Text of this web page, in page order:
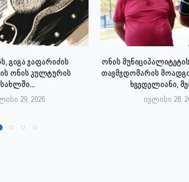
გიგა ჯაფარიძის
ონის კულტურის
სახლში...
29, 2026
ონის
თავმჯდომარის
ხვედელიანი,
ივლისი 28,